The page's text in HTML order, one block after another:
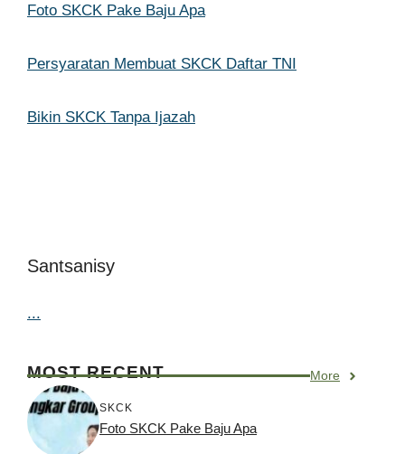
Foto SKCK Pake Baju Apa
Persyaratan Membuat SKCK Daftar TNI
Bikin SKCK Tanpa Ijazah
Santsanisy
...
MOST RECENT More
SKCK
Foto SKCK Pake Baju Apa